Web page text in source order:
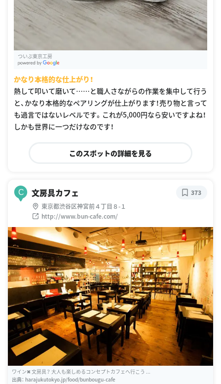
ついぶ東京工房
かなり本格的な仕上がり！
熱して叩いて磨いて……と職人さながらの作業を集中して行う
と、かなり本格的なペアリングが仕上がります！売り物と言って
も過言ではないレベルです。これが5,000円なら安いですよね！
しかも世界に一つだけなのです！
このスポットの詳細を見る
C 文房具カフェ
東京都渋谷区神宮前４丁目８-１
http://www.bun-cafe.com/
373
ワイン✖ 文房具？ 大人も楽しめるコンセプトカフェへ行こう ...
出典： harajukutokyo.jp/food/bunbougu-cafe